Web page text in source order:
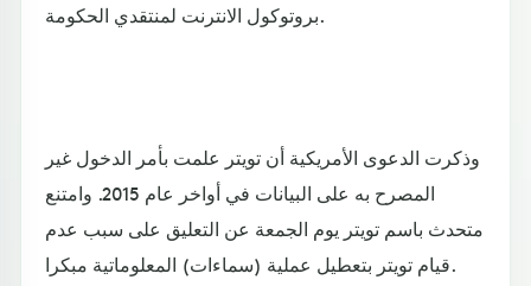
بروتوكول الانترنت لمنتقدي الحكومة.
وذكرت الدعوى الأمريكية أن تويتر علمت بأمر الدخول غير
المصرح به على البيانات في أواخر عام 2015. وامتنع
متحدث باسم تويتر يوم الجمعة عن التعليق على سبب عدم
قيام تويتر بتعطيل عملية (سماءات) المعلوماتية مبكرا.